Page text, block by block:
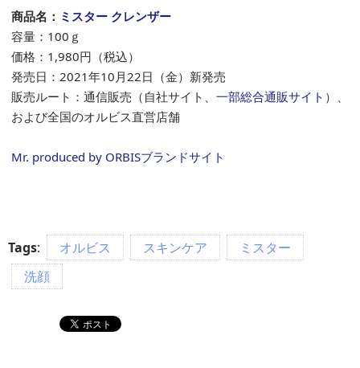
商品名： ミスター クレンザー
容量：100ｇ
価格：1,980円（税込）
発売日：2021年10月22日（金）新発売
販売ルート：通信販売（自社サイト、 一部総合通販サイト ）、
および全国のオルビス直営店舗
Mr. produced by ORBISブランドサイト
Tags: オルビス スキンケア
ミスター
洗顔